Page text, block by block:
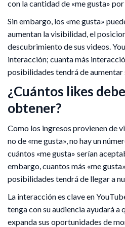
con la cantidad de «me gusta» por
Sin embargo, los «me gusta»
aumentan la visibilidad, el
descubrimiento de sus videos.
interacción; cuanta más
posibilidades tendrá de aumentar
¿Cuántos likes
obtener?
Como los ingresos provienen de
no de «me gusta», no hay un
cuántos «me gusta» serían
embargo, cuantos más «me
posibilidades tendrá de llegar a
La interacción es clave en
tenga con su audiencia ayudará a
expanda sus oportunidades de